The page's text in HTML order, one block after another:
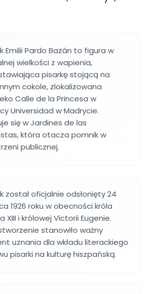
Emilii Pardo Bazán to figura w
wielkości z wapienia,
pisarkę stojącą na
cokole, zlokalizowana
Calle de la Princesa w
Universidad w Madrycie.
się w Jardines de las
która otacza pomnik w
publicznej.
został oficjalnie odsłonięty 24
1926 roku w obecności króla
XIII i królowej Victorii Eugenie.
stanowiło ważny
uznania dla wkładu literackiego
pisarki na kulturę hiszpańską.